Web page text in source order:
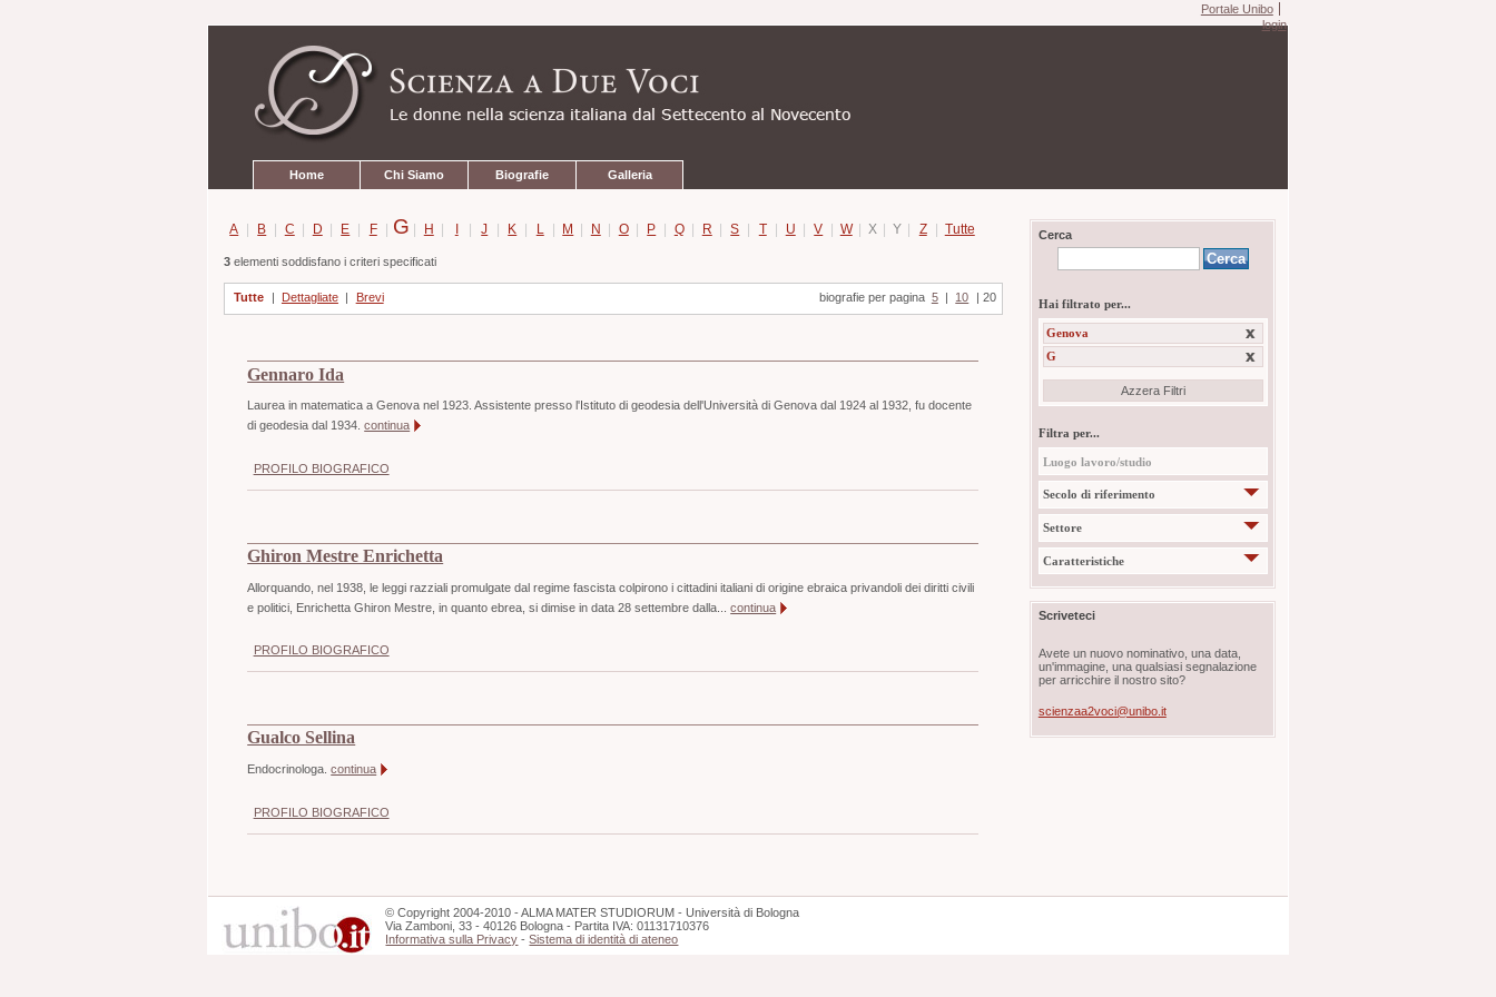
contenuti.
navigazione
Portale Unibo
login
Home Chi Siamo Biografie Galleria
A | B | C | D | E | F | G | H | I | J | K | L | M | N | O | P | Q | R | S | T | U | V | W | X | Y | Z | Tutte
3elementi soddisfano i criteri specificati
Tutte Dettagliate Brevi biografie per pagina 5 10 20
Gennaro Ida
Laurea in matematica a Genova nel 1923. Assistente presso l'Istituto di geodesia dell'Università di Genova dal 1924 al 1932, fu docente
di geodesia dal 1934.continua
PROFILO BIOGRAFICO
Ghiron Mestre Enrichetta
Allorquando, nel 1938, le leggi razziali promulgate dal regime fascista colpirono i cittadini italiani di origine ebraica privandoli dei diritti civili
e politici, Enrichetta Ghiron Mestre, in quanto ebrea, si dimise in data 28 settembre dalla...continua
PROFILO BIOGRAFICO
Gualco Sellina
Endocrinologa.continua
PROFILO BIOGRAFICO
Cerca
Hai filtrato per...
Genova
G
Azzera Filtri
Filtra per...
Luogo lavoro/studio
Secolo di riferimento
Settore
Caratteristiche
Scriveteci
Avete un nuovo nominativo, una data,
un'immagine, una qualsiasi segnalazione
per arricchire il nostro sito?
scienzaa2voci@unibo.it
©Copyright 2004-2010 - ALMA MATER STUDIORUM - Università di Bologna
Via Zamboni, 33 - 40126 Bologna - Partita IVA: 01131710376
Informativa sulla Privacy -Sistema di identità di ateneo